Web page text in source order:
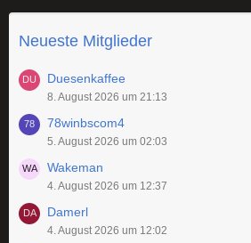
Neueste Mitglieder
Duesenkaffee
8. August 2026 um 21:13
78winbscom4
5. August 2026 um 02:03
Wakeman
4. August 2026 um 12:37
Damerl
4. August 2026 um 12:02